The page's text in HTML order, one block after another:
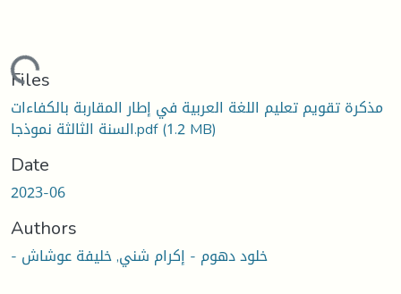
Loading...
Files
مذكرة تقويم تعليم اللغة العربية في إطار المقاربة بالكفاءات
السنة الثالثة نموذجا.pdf(1.2 MB)
Date
2023-06
Authors
- خلود دهوم - إكرام شني, خليفة عوشاش